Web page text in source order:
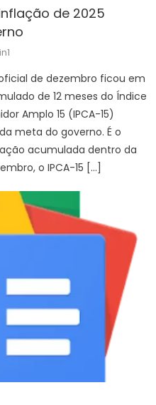
de 2025
de dezembro ficou em
de 12 meses do Índice
Amplo 15 (IPCA-15)
meta do governo. É o
acumulada dentro da
o IPCA-15 […]